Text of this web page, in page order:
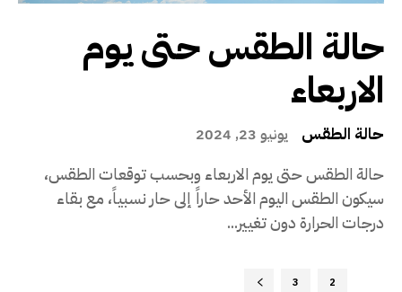
حالة الطقس حتى يوم
الاربعاء
حالة الطقس يونيو 23, 2024
حالة الطقس حتى يوم الاربعاء وبحسب توقعات الطقس،
سيكون الطقس اليوم الأحد حاراً إلى حار نسبياً، مع بقاء
درجات الحرارة دون تغيير...
2
3